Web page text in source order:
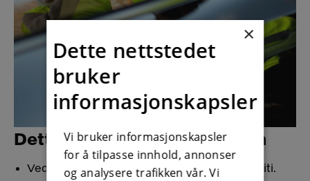
Dette gjør du etter en kollisjon
Ved personskade, ring lege og eventuelt politi.
×
Dette nettstedet
bruker
informasjonskapsler
Vi bruker informasjonskapsler
for å tilpasse innhold, annonser
og analysere trafikken vår. Vi